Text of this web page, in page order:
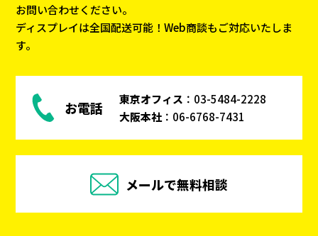
お問い合わせください。
ディスプレイは全国配送可能！Web商談もご対応いたしま
す。
お電話 東京オフィス ： 03-5484-2228
大阪本社： 06-6768-7431
メールで無料相談